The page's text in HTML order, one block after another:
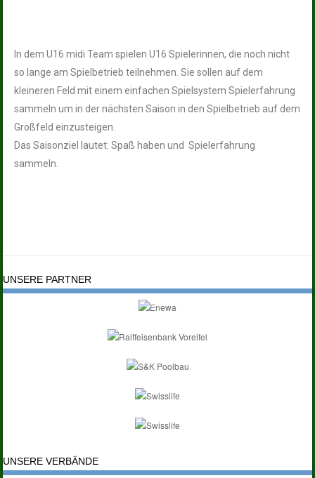
In dem U16 midi Team spielen U16 Spielerinnen, die noch nicht
so lange am Spielbetrieb teilnehmen. Sie sollen auf dem
kleineren Feld mit einem einfachen Spielsystem Spielerfahrung
sammeln um in der nächsten Saison in den Spielbetrieb auf dem
Großfeld einzusteigen.
Das Saisonziel lautet: Spaß haben und Spielerfahrung
sammeln.
UNSERE PARTNER
UNSERE VERBÄNDE